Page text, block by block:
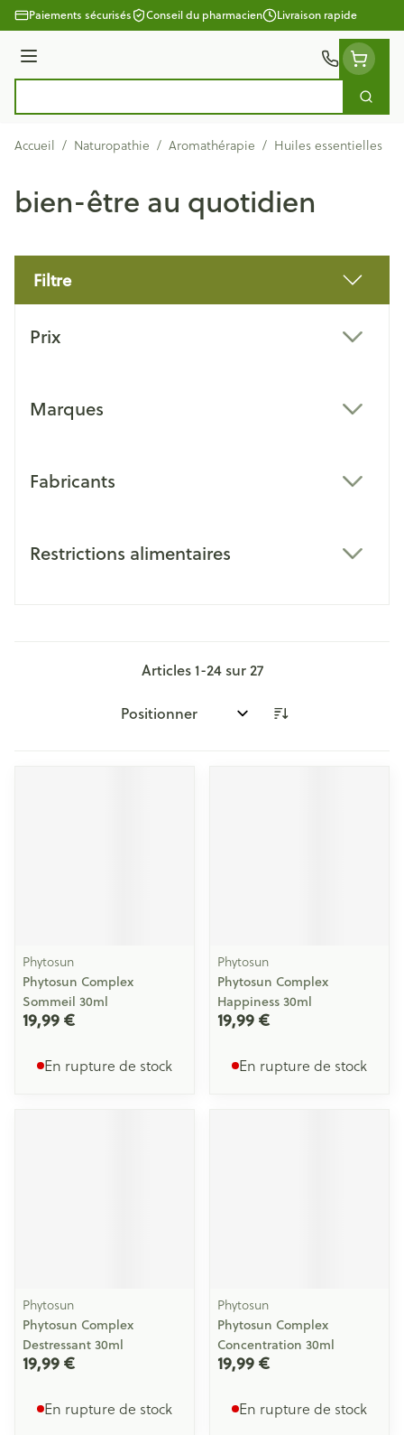
Aller au contenu
Paiements sécurisés Conseil du pharmacien Livraison rapide
Menu
Accueil / Naturopathie / Aromathérapie / Huiles essentielles
bien-être au quotidien
Filtre
Prix
Marques
Fabricants
Restrictions alimentaires
Articles1-24sur27
Trier par:
Phytosun
Phytosun Complex
Sommeil 30ml
19,99 €
En rupture de stock
Phytosun
Phytosun Complex
Happiness 30ml
19,99 €
En rupture de stock
Phytosun
Phytosun Complex
Destressant 30ml
19,99 €
En rupture de stock
Phytosun
Phytosun Complex
Concentration 30ml
19,99 €
En rupture de stock